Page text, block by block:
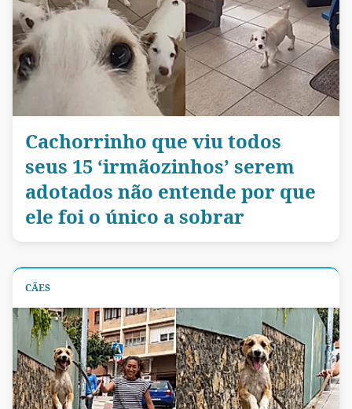
Cachorrinho que viu todos
seus 15 ‘irmãozinhos’ serem
adotados não entende por que
ele foi o único a sobrar
CÃES